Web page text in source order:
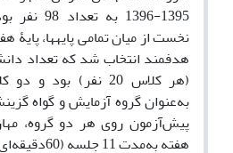
1395-1396
نخست از میان تمامی پایه­ها،
(هر کلاس 20 نفر)
به‌عنوان گروه آزمایش و گواه
پیش‌آزمون روی هر دو گروه،
هفته به‌مدت